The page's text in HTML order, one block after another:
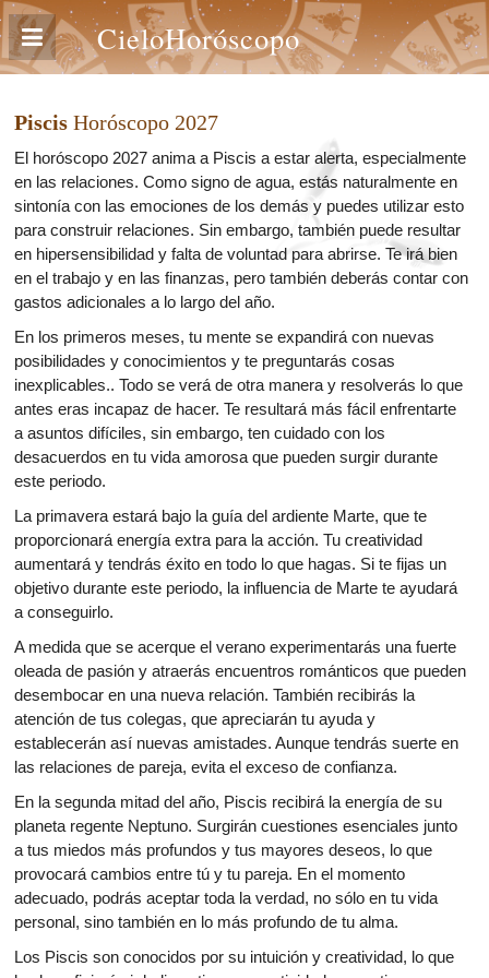
CieloHoróscopo
Piscis Horóscopo 2027
El horóscopo 2027 anima a Piscis a estar alerta, especialmente
en las relaciones. Como signo de agua, estás naturalmente en
sintonía con las emociones de los demás y puedes utilizar esto
para construir relaciones. Sin embargo, también puede resultar
en hipersensibilidad y falta de voluntad para abrirse. Te irá bien
en el trabajo y en las finanzas, pero también deberás contar con
gastos adicionales a lo largo del año.
En los primeros meses, tu mente se expandirá con nuevas
posibilidades y conocimientos y te preguntarás cosas
inexplicables.. Todo se verá de otra manera y resolverás lo que
antes eras incapaz de hacer. Te resultará más fácil enfrentarte
a asuntos difíciles, sin embargo, ten cuidado con los
desacuerdos en tu vida amorosa que pueden surgir durante
este periodo.
La primavera estará bajo la guía del ardiente Marte, que te
proporcionará energía extra para la acción. Tu creatividad
aumentará y tendrás éxito en todo lo que hagas. Si te fijas un
objetivo durante este periodo, la influencia de Marte te ayudará
a conseguirlo.
A medida que se acerque el verano experimentarás una fuerte
oleada de pasión y atraerás encuentros románticos que pueden
desembocar en una nueva relación. También recibirás la
atención de tus colegas, que apreciarán tu ayuda y
establecerán así nuevas amistades. Aunque tendrás suerte en
las relaciones de pareja, evita el exceso de confianza.
En la segunda mitad del año, Piscis recibirá la energía de su
planeta regente Neptuno. Surgirán cuestiones esenciales junto
a tus miedos más profundos y tus mayores deseos, lo que
provocará cambios entre tú y tu pareja. En el momento
adecuado, podrás aceptar toda la verdad, no sólo en tu vida
personal, sino también en lo más profundo de tu alma.
Los Piscis son conocidos por su intuición y creatividad, lo que